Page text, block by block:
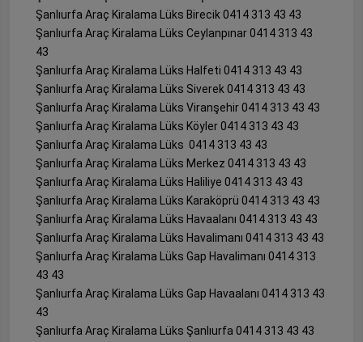
Şanlıurfa Araç Kiralama Lüks Birecik 0414 313 43 43
Şanlıurfa Araç Kiralama Lüks Ceylanpınar 0414 313 43
43
Şanlıurfa Araç Kiralama Lüks Halfeti 0414 313 43 43
Şanlıurfa Araç Kiralama Lüks Siverek 0414 313 43 43
Şanlıurfa Araç Kiralama Lüks Viranşehir 0414 313 43 43
Şanlıurfa Araç Kiralama Lüks Köyler 0414 313 43 43
Şanlıurfa Araç Kiralama Lüks 0414 313 43 43
Şanlıurfa Araç Kiralama Lüks Merkez 0414 313 43 43
Şanlıurfa Araç Kiralama Lüks Haliliye 0414 313 43 43
Şanlıurfa Araç Kiralama Lüks Karaköprü 0414 313 43 43
Şanlıurfa Araç Kiralama Lüks Havaalanı 0414 313 43 43
Şanlıurfa Araç Kiralama Lüks Havalimanı 0414 313 43 43
Şanlıurfa Araç Kiralama Lüks Gap Havalimanı 0414 313
43 43
Şanlıurfa Araç Kiralama Lüks Gap Havaalanı 0414 313 43
43
Şanlıurfa Araç Kiralama Lüks Şanlıurfa 0414 313 43 43